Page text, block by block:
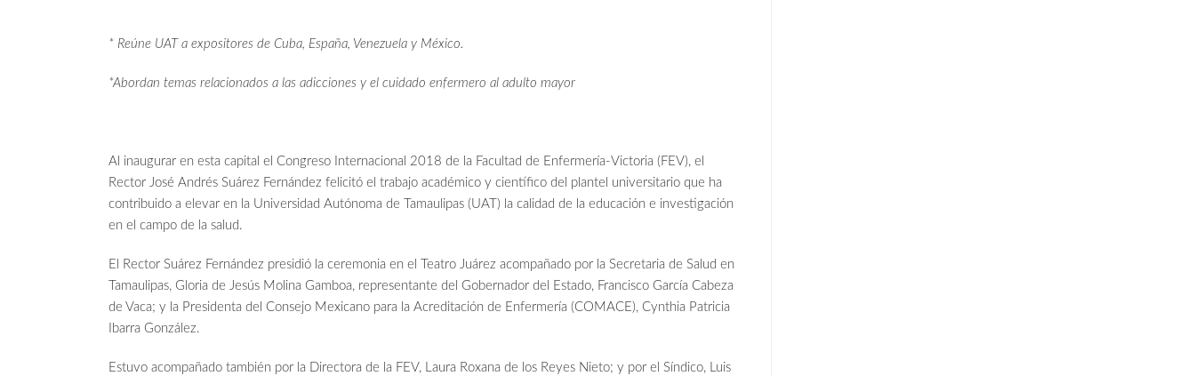
* Reúne UAT a expositores de Cuba, España, Venezuela y México.
*Abordan temas relacionados a las adicciones y el cuidado enfermero al adulto mayor
Al inaugurar en esta capital el Congreso Internacional 2018 de la Facultad de Enfermería-Victoria (FEV), el
Rector José Andrés Suárez Fernández felicitó el trabajo académico y científico del plantel universitario que ha
contribuido a elevar en la Universidad Autónoma de Tamaulipas (UAT) la calidad de la educación e investigación
en el campo de la salud.
El Rector Suárez Fernández presidió la ceremonia en el Teatro Juárez acompañado por la Secretaria de Salud en
Tamaulipas, Gloria de Jesús Molina Gamboa, representante del Gobernador del Estado, Francisco García Cabeza
de Vaca; y la Presidenta del Consejo Mexicano para la Acreditación de Enfermería (COMACE), Cynthia Patricia
Ibarra González.
Estuvo acompañado también por la Directora de la FEV, Laura Roxana de los Reyes Nieto; y por el Síndico, Luis